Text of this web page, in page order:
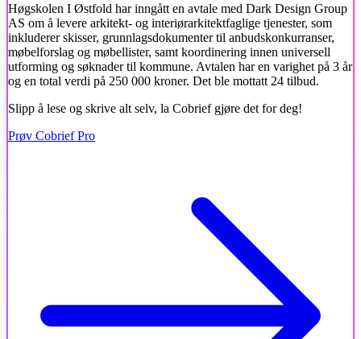
Høgskolen I Østfold har inngått en avtale med Dark Design Group
AS om å levere arkitekt- og interiørarkitektfaglige tjenester, som
inkluderer skisser, grunnlagsdokumenter til anbudskonkurranser,
møbelforslag og møbellister, samt koordinering innen universell
utforming og søknader til kommune. Avtalen har en varighet på 3 år
og en total verdi på 250 000 kroner. Det ble mottatt 24 tilbud.
Slipp å lese og skrive alt selv, la Cobrief gjøre det for deg!
Prøv Cobrief Pro